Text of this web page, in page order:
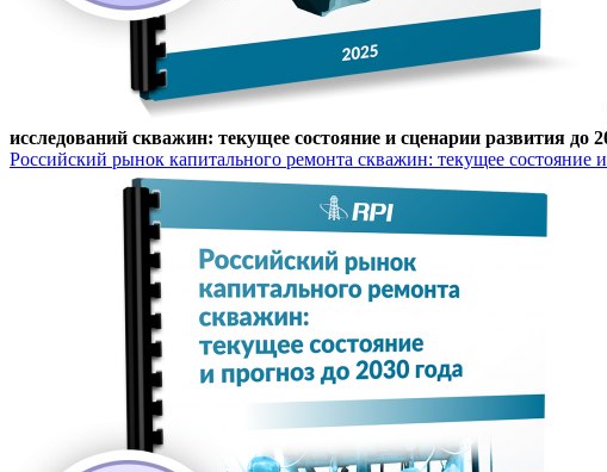
исследований скважин: текущее состояние и сценарии развития до
Российский рынок капитального ремонта скважин: текущее состояние